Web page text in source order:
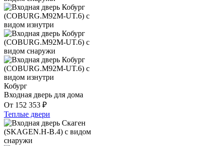
Кобург
Входная дверь для дома
От 152 353 ₽
Теплые двери